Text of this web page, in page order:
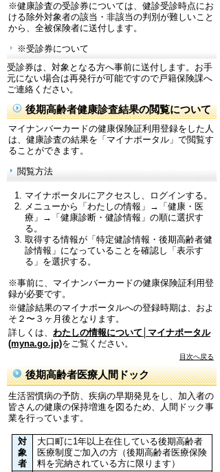
※健康診査の受診券については、健診受診時点にお
ける除外対象者の該当・非該当の判別が難しいこと
から、全被保険者に送付します。
※受診券について
受診券は、対象となる方へ事前に送付します。お手
元にない場合は再発行が可能ですので戸籍保険課へ
ご連絡ください。
後期高齢者健康診査結果の閲覧について
マイナンバーカードの健康保険証利用登録をした人
は、健康診査の結果を「マイナポータル」で閲覧す
ることができます。
閲覧方法
マイナポータルにアクセスし、ログインする。
メニューから「わたしの情報」→「健康・医
療」→「健康診断・健診情報」の順に選択す
る。
取得する情報が「特定健診情報・後期高齢者健
診情報」になっていることを確認し「表示す
る」を選択する。
※事前に、マイナンバーカードの健康保険証利用登
録が必要です。
※健診結果のマイナポータルへの登録時期は、およ
そ２〜３ヶ月後となります。
詳しくは、 わたしの情報について│マイナポータル
(myna.go.jp)をご覧ください。
目次へ戻る
後期高齢者医療人間ドック
生活習慣病の予防、疾病の早期発見をし、加入者の
皆さんの健康の保持増進を図るため、人間ドック事
業を行っています。
対
象
者
大口町に1年以上在住している後期高齢者
医療制度ご加入の方（後期高齢者医療保険
料を完納されている方に限ります）